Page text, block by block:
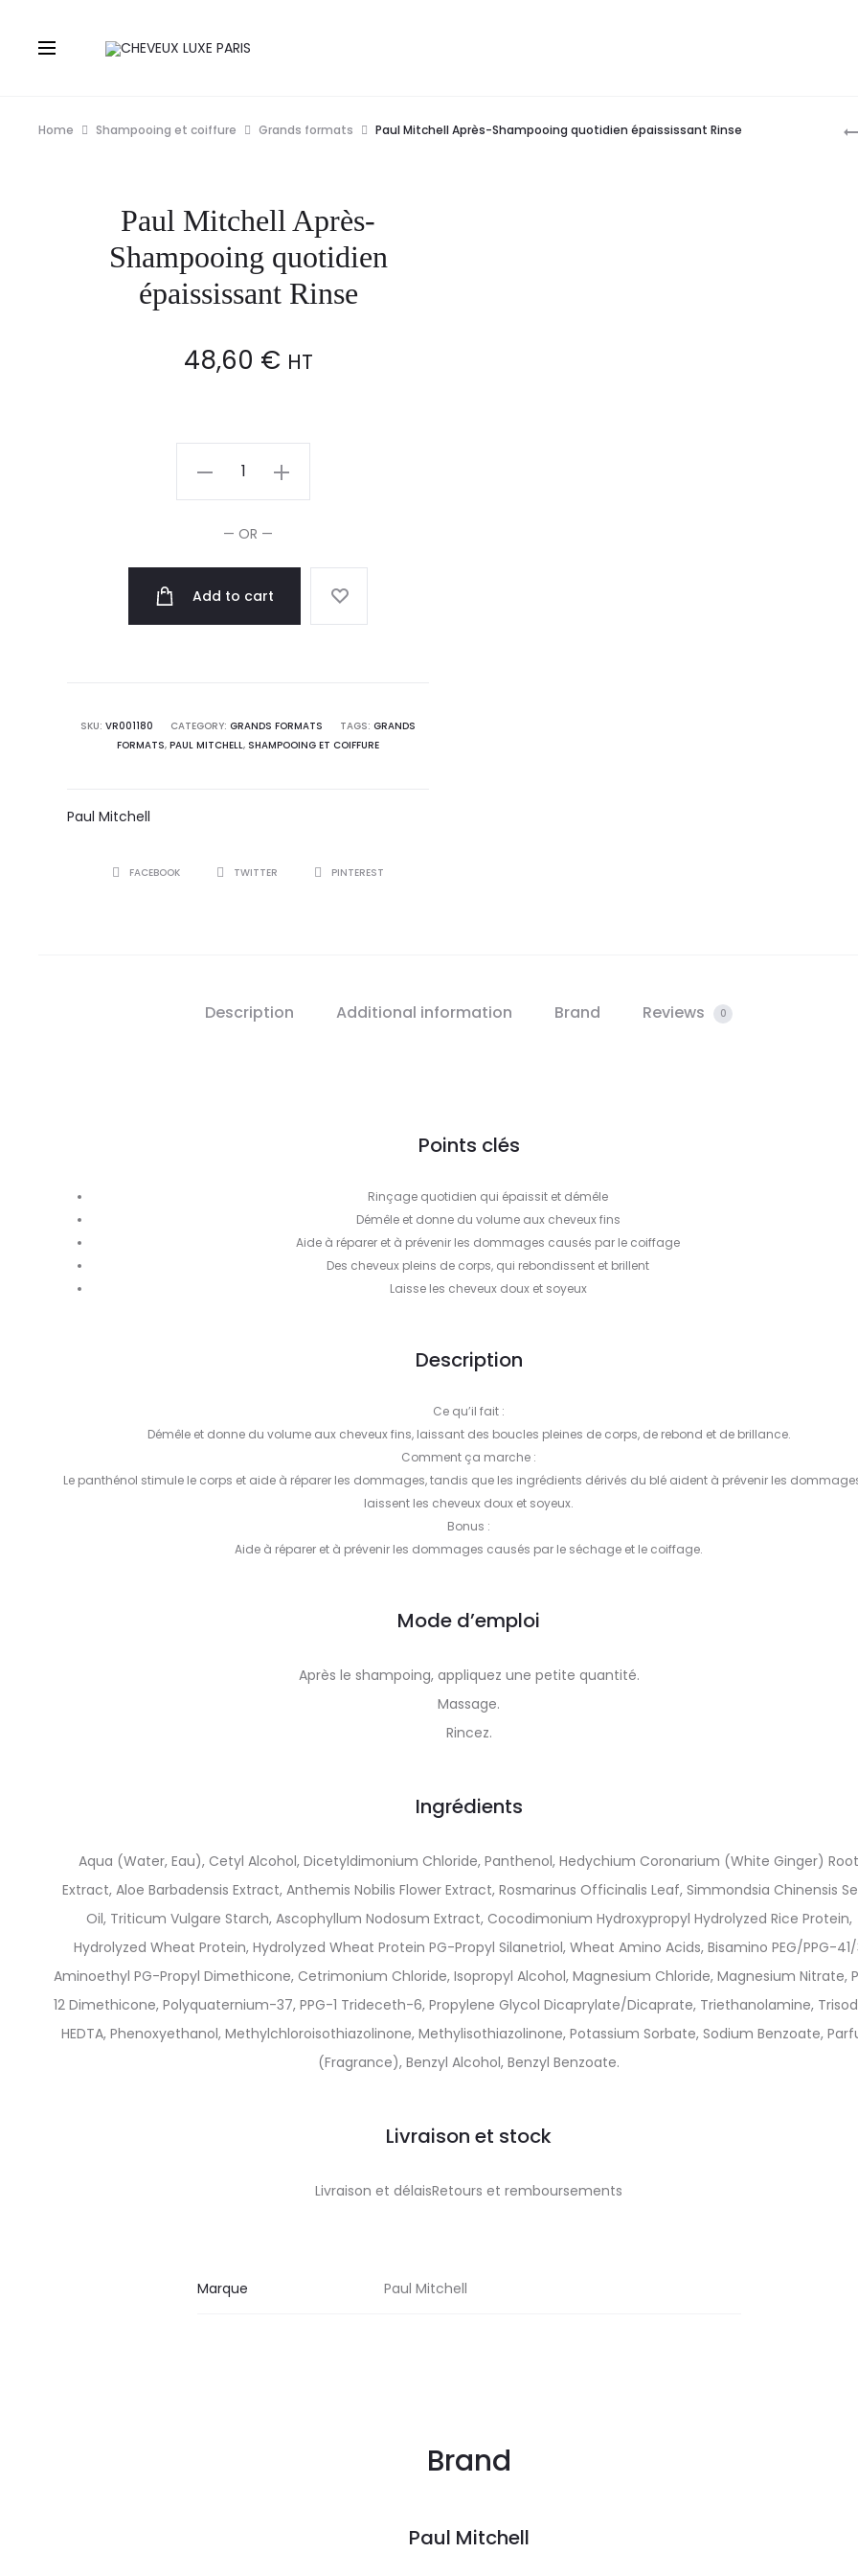
Home Shampooing et coiffure Grands formats Paul Mitchell Après-Shampooing quotidien épaississant Rinse
Paul Mitchell Après-
Shampooing quotidien
épaississant Rinse
48,60 € HT
Shampooing
quotidien
épaississant
Rinse
— OR —
Add to cart
SKU:VR001180 CATEGORY:GRANDS FORMATS TAGS:GRANDS
FORMATS,PAUL MITCHELL, SHAMPOOING ET COIFFURE
Paul Mitchell
SHAREFACEBOOK TWITTER PINTEREST
Description Additional information Brand Reviews 0
Points clés
Rinçage quotidien qui épaissit et démêle
Démêle et donne du volume aux cheveux fins
Aide à réparer et à prévenir les dommages causés par le coiffage
Des cheveux pleins de corps, qui rebondissent et brillent
Laisse les cheveux doux et soyeux
Description
Ce qu’il fait :
Démêle et donne du volume aux cheveux fins, laissant des boucles pleines de corps, de rebond et de brillance.
Comment ça marche :
Le panthénol stimule le corps et aide à réparer les dommages, tandis que les ingrédients dérivés du blé aident à prévenir les
laissent les cheveux doux et soyeux.
Bonus :
Aide à réparer et à prévenir les dommages causés par le séchage et le coiffage.
Mode d’emploi
Après le shampoing, appliquez une petite quantité.
Massage.
Rincez.
Ingrédients
Aqua (Water, Eau), Cetyl Alcohol, Dicetyldimonium Chloride, Panthenol, Hedychium Coronarium (White Ginger)
Extract, Aloe Barbadensis Extract, Anthemis Nobilis Flower Extract, Rosmarinus Officinalis Leaf, Simmondsia Chinensis
Oil, Triticum Vulgare Starch, Ascophyllum Nodosum Extract, Cocodimonium Hydroxypropyl Hydrolyzed Rice Protein,
Hydrolyzed Wheat Protein, Hydrolyzed Wheat Protein PG-Propyl Silanetriol, Wheat Amino Acids, Bisamino PEG/PPG-
Aminoethyl PG-Propyl Dimethicone, Cetrimonium Chloride, Isopropyl Alcohol, Magnesium Chloride, Magnesium Nitrate,
12 Dimethicone, Polyquaternium-37, PPG-1 Trideceth-6, Propylene Glycol Dicaprylate/Dicaprate, Triethanolamine,
HEDTA, Phenoxyethanol, Methylchloroisothiazolinone, Methylisothiazolinone, Potassium Sorbate, Sodium Benzoate,
(Fragrance), Benzyl Alcohol, Benzyl Benzoate.
Livraison et stock
Livraison et délaisRetours et remboursements
Marque Paul Mitchell
Brand
Paul Mitchell